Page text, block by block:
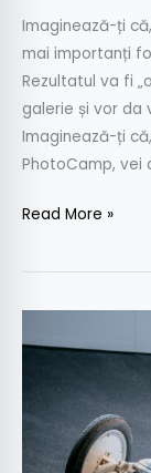
Imaginează-ți
mai importanți
Rezultatul va fi
galerie și vor da
Imaginează-ți
PhotoCamp, vei
Read More »
200
mai
rapidă